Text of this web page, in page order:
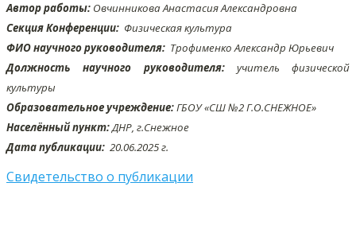
Автор работы: Овчинникова Анастасия Александровна
Секция Конференции: Физическая культура
ФИО научного руководителя: Трофименко Александр Юрьевич
Должность научного руководителя:учитель физической
культуры
Образовательное учреждение:ГБОУ «СШ №2 Г.О.СНЕЖНОЕ»
Населённый пункт:ДНР, г.Снежное
Дата публикации: 20.06.2025 г.
Свидетельство о публикации